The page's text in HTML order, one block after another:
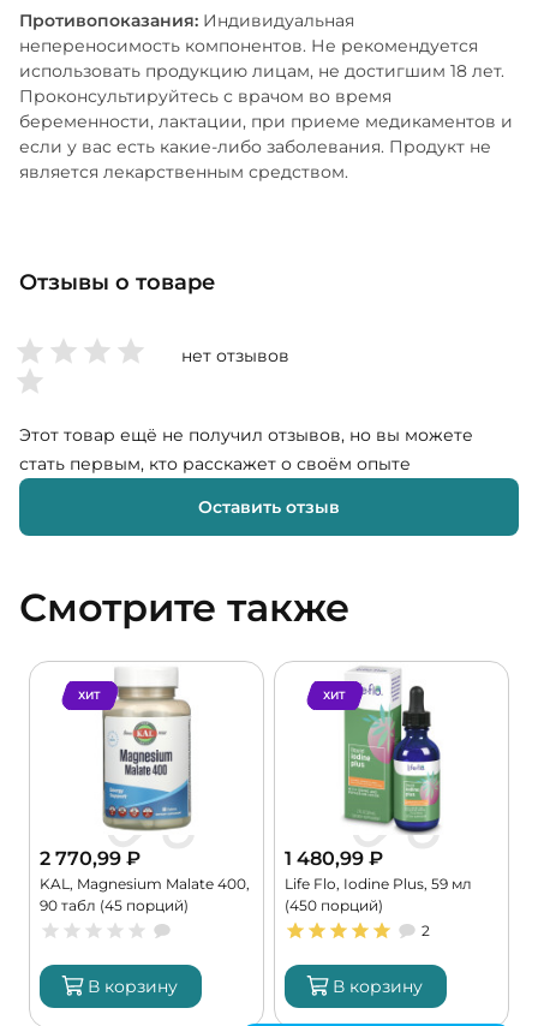
Противопоказания: Индивидуальная
непереносимость компонентов. Не рекомендуется
использовать продукцию лицам, не достигшим 18 лет.
Проконсультируйтесь с врачом во время
беременности, лактации, при приеме медикаментов и
если у вас есть какие-либо заболевания. Продукт не
является лекарственным средством.
Отзывы о товаре
нет отзывов
Этот товар ещё не получил отзывов, но вы можете
стать первым, кто расскажет о своём опыте
Оставить отзыв
Смотрите также
ХИТ
2 770,99 ₽
KAL, Magnesium Malate 400,
90 табл (45 порций)
В корзину
ХИТ
1 480,99 ₽
Life Flo, Iodine Plus, 59 мл
(450 порций)
2
В корзину